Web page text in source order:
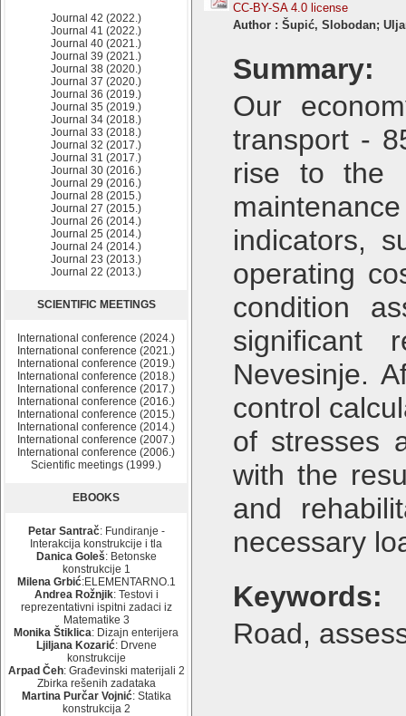
Journal 42 (2022.)
Journal 41 (2022.)
Journal 40 (2021.)
Journal 39 (2021.)
Journal 38 (2020.)
Journal 37 (2020.)
Journal 36 (2019.)
Journal 35 (2019.)
Journal 34 (2018.)
Journal 33 (2018.)
Journal 32 (2017.)
Journal 31 (2017.)
Journal 30 (2016.)
Journal 29 (2016.)
Journal 28 (2015.)
Journal 27 (2015.)
Journal 26 (2014.)
Journal 25 (2014.)
Journal 24 (2014.)
Journal 23 (2013.)
Journal 22 (2013.)
SCIENTIFIC MEETINGS
International conference (2024.)
International conference (2021.)
International conference (2019.)
International conference (2018.)
International conference (2017.)
International conference (2016.)
International conference (2015.)
International conference (2014.)
International conference (2007.)
International conference (2006.)
Scientific meetings (1999.)
EBOOKS
Petar Santrač: Fundiranje -
Interakcija konstrukcije i tla
Danica Goleš: Betonske
konstrukcije 1
Milena Grbić:ELEMENTARNO.1
Andrea Rožnjik: Testovi i
reprezentativni ispitni zadaci iz
Matematike 3
Monika Štiklica: Dizajn enterijera
Ljiljana Kozarić: Drvene
konstrukcije
Arpad Čeh: Građevinski materijali 2
Zbirka rešenih zadataka
Martina Purčar Vojnić: Statika
konstrukcija 2
CC-BY-SA 4.0 license
Author : Šupić, Slobodan;
Summary:
Our
transport -
rise to the
indicators,
operating
condition
significant
Nevesinje.
control
of stresses
with the
and
necessary
Keywords:
Road,